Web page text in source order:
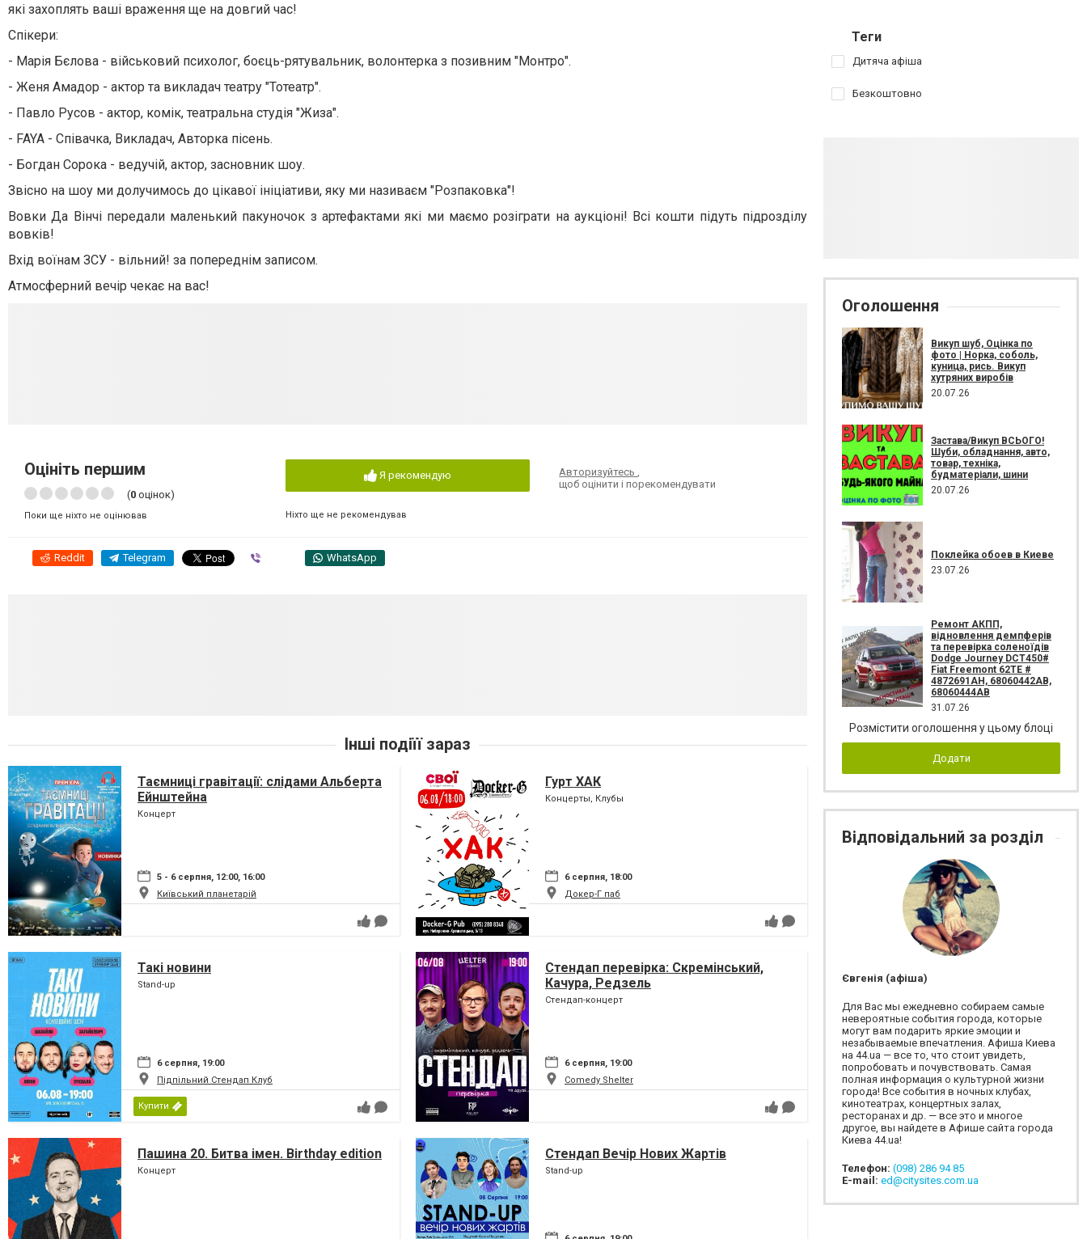
які захоплять ваші враження ще на довгий час!
Спікери:
- Марія Бєлова - військовий психолог, боєць-рятувальник, волонтерка з позивним "Монтро".
- Женя Амадор - актор та викладач театру "Тотеатр".
- Павло Русов - актор, комік, театральна студія "Жиза".
- FAYA - Співачка, Викладач, Авторка пісень.
- Богдан Сорока - ведучій, актор, засновник шоу.
Звісно на шоу ми долучимось до цікавої ініціативи, яку ми називаєм "Розпаковка"!
Вовки Да Вінчі передали маленький пакуночок з артефактами які ми маємо розіграти на аукціоні! Всі кошти підуть підрозділу
вовків!
Вхід воїнам ЗСУ - вільний! за попереднім записом.
Атмосферний вечір чекає на вас!
Оцініть першим
(0 оцінок)
Поки ще ніхто не оцінював
Я рекомендую
Ніхто ще не рекомендував
Авторизуйтесь
щоб оцінити і порекомендувати
Reddit Telegram WhatsApp
Інші подіїї зараз
Таємниці гравітації: слідами Альберта
Ейнштейна
Концерт
5 - 6 серпня, 12:00, 16:00
Київський планетарій
Гурт ХАК
Концерты, Клубы
6 серпня, 18:00
Докер-Г паб
Такі новини
Stand-up
6 серпня, 19:00
Підпільний Стендап Клуб
Купити
Стендап перевірка: Скремінський,
Качура, Редзель
Стендап-концерт
6 серпня, 19:00
Comedy Shelter
Пашина 20. Битва імен. Birthday edition
Концерт
Стендап Вечір Нових Жартів
Stand-up
Теги
Дитяча афіша
Безкоштовно
Оголошення
Викуп шуб, Оцінка по
фото | Норка, соболь,
куница, рись. Викуп
хутряних виробів
20.07.26
Застава/Викуп ВСЬОГО!
Шуби, обладнання, авто,
товар, техніка,
будматеріали, шини
20.07.26
Поклейка обоев в Киеве
23.07.26
Ремонт АКПП,
відновлення демпферів
та перевірка соленоїдів
Dodge Journey DCT450#
Fiat Freemont 62TE #
4872691AH, 68060442AB,
68060444AB
31.07.26
Розмістити оголошення у цьому блоці
Додати
Відповідальний за розділ
Євгенія (афіша)
Для Вас мы ежедневно собираем самые
невероятные события города, которые
могут вам подарить яркие эмоции и
незабываемые впечатления. Афиша Киева
на 44.ua — все то, что стоит увидеть,
попробовать и почувствовать. Самая
полная информация о культурной жизни
города! Все события в ночных клубах,
кинотеатрах, концертных залах,
ресторанах и др. — все это и многое
другое, вы найдете в Афише сайта города
Киева 44.ua!
Телефон: (098) 286 94 85
E-mail: ed@citysites.com.ua